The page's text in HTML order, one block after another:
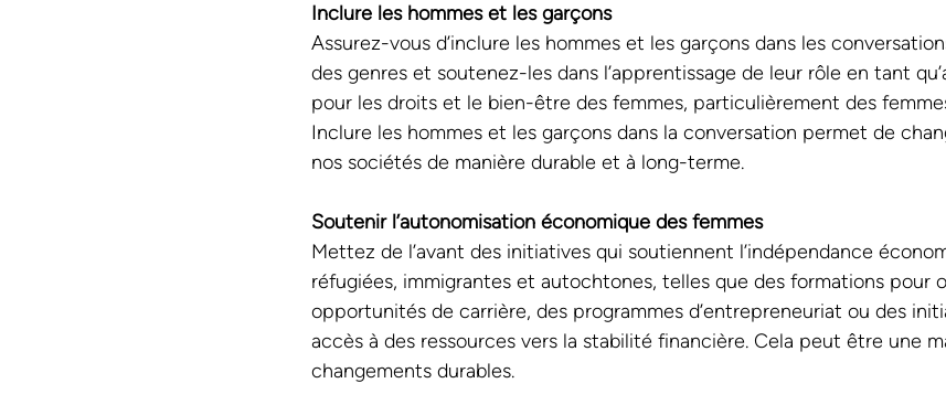
Inclure les hommes et les garçons
Assurez-vous d’inclure les hommes et les garçons dans les
des genres et soutenez-les dans l’apprentissage de leur rôle en tant
pour les droits et le bien-être des femmes, particulièrement des
Inclure les hommes et les garçons dans la conversation permet de
nos sociétés de manière durable et à long-terme.
Soutenir l’autonomisation économique des femmes
Mettez de l’avant des initiatives qui soutiennent l’indépendance
réfugiées, immigrantes et autochtones, telles que des formations pour
opportunités de carrière, des programmes d’entrepreneuriat ou des
accès à des ressources vers la stabilité financière. Cela peut être une
changements durables.